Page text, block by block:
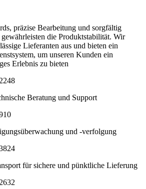
präzise Bearbeitung und sorgfältig
die Produktstabilität. Wir
Lieferanten aus und bieten ein
um unseren Kunden ein
Erlebnis zu bieten
Beratung und Support
und -verfolgung
für sichere und pünktliche Lieferung